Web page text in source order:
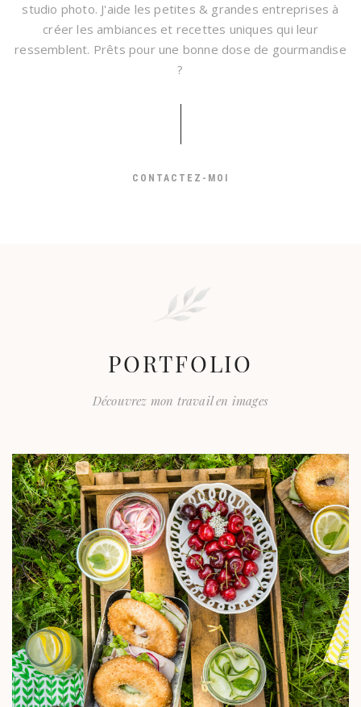
studio photo. J'aide les petites & grandes entreprises à
créer les ambiances et recettes uniques qui leur
ressemblent. Prêts pour une bonne dose de gourmandise
?
CONTACTEZ-MOI
PORTFOLIO
Découvrez mon travail en images